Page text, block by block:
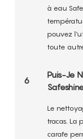
à eau
pouvez
toute
6
Puis-Je
Le
tracas. La
carafe